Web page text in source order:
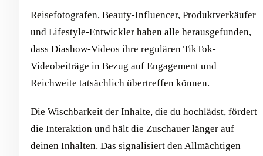
Reisefotografen, Beauty-Influencer, Produktverkäufer
und Lifestyle-Entwickler haben alle herausgefunden,
dass Diashow-Videos ihre regulären TikTok-
Videobeiträge in Bezug auf Engagement und
Reichweite tatsächlich übertreffen können.
Die Wischbarkeit der Inhalte, die du hochlädst, fördert
die Interaktion und hält die Zuschauer länger auf
deinen Inhalten. Das signalisiert den Allmächtigen